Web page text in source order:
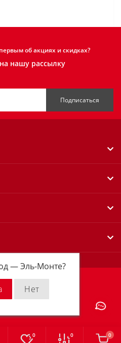
—Эль-Монте?
0 0 0
об акциях и скидках?
нашу рассылку
Подписаться
Russia © 2026